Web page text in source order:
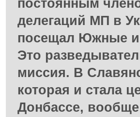
постоянным
делегаций МП в
посещал Южные
Это
миссия. В
которая и стала
Донбассе,